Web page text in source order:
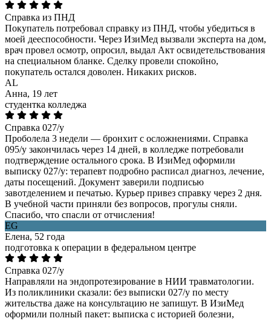
Справка из ПНД
Покупатель потребовал справку из ПНД, чтобы убедиться в
моей дееспособности. Через ИзиМед вызвали эксперта на дом,
врач провел осмотр, опросил, выдал Акт освидетельствования
на специальном бланке. Сделку провели спокойно,
покупатель остался доволен. Никаких рисков.
AL
Анна, 19 лет
студентка колледжа
Справка 027/у
Проболела 3 недели — бронхит с осложнениями. Справка
095/у закончилась через 14 дней, в колледже потребовали
подтверждение остального срока. В ИзиМед оформили
выписку 027/у: терапевт подробно расписал диагноз, лечение,
даты посещений. Документ заверили подписью
завотделением и печатью. Курьер привез справку через 2 дня.
В учебной части приняли без вопросов, прогулы сняли.
Спасибо, что спасли от отчисления!
EG
Елена, 52 года
подготовка к операции в федеральном центре
Справка 027/у
Направляли на эндопротезирование в НИИ травматологии.
Из поликлиники сказали: без выписки 027/у по месту
жительства даже на консультацию не запишут. В ИзиМед
оформили полный пакет: выписка с историей болезни,